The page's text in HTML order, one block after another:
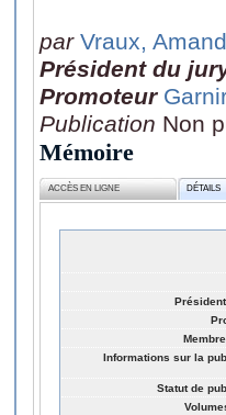
par Vraux,
Président du
Promoteur
Publication Non
Mémoire
ACCÈS EN LIGNE DÉTAILS
Informations sur la
Statut de